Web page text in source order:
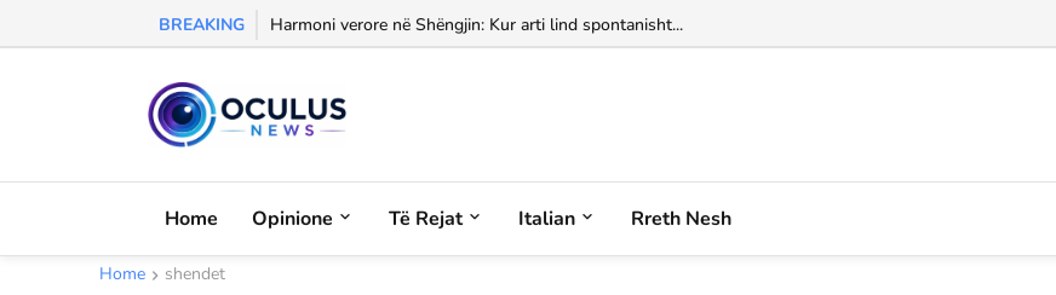
BREAKING Harmoni verore në Shëngjin: Kur arti lind spontanisht...
Morali, frika dhe dashuria...
Home Opinione Të Rejat Italian Rreth Nesh
Home shendet